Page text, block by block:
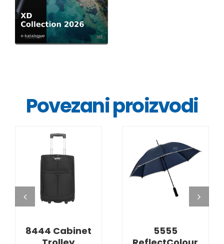
Povezani proizvodi
DETALJI
8444 Cabinet
DETALJI
5555